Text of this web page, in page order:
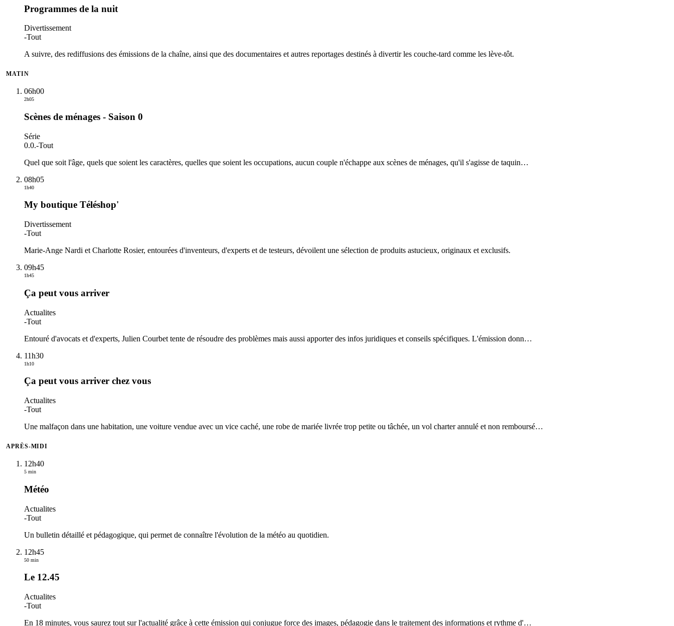
Programmes de la nuit
Divertissement
-Tout
A suivre, des rediffusions des émissions de la chaîne, ainsi que des documentaires et autres reportages destinés à divertir les couche-tard comme les lève-tôt.
MATIN
06h00
2h05
Scènes de ménages - Saison 0
Série
0.0.-Tout
Quel que soit l'âge, quels que soient les caractères, quelles que soient les occupations, aucun couple n'échappe aux scènes de ménages, qu'il s'agisse de taquin…
08h05
1h40
My boutique Téléshop'
Divertissement
-Tout
Marie-Ange Nardi et Charlotte Rosier, entourées d'inventeurs, d'experts et de testeurs, dévoilent une sélection de produits astucieux, originaux et exclusifs.
09h45
1h45
Ça peut vous arriver
Actualites
-Tout
Entouré d'avocats et d'experts, Julien Courbet tente de résoudre des problèmes mais aussi apporter des infos juridiques et conseils spécifiques. L'émission donn…
11h30
1h10
Ça peut vous arriver chez vous
Actualites
-Tout
Une malfaçon dans une habitation, une voiture vendue avec un vice caché, une robe de mariée livrée trop petite ou tâchée, un vol charter annulé et non remboursé…
APRÈS-MIDI
12h40
5 min
Météo
Actualites
-Tout
Un bulletin détaillé et pédagogique, qui permet de connaître l'évolution de la météo au quotidien.
12h45
50 min
Le 12.45
Actualites
-Tout
En 18 minutes, vous saurez tout sur l'actualité grâce à cette émission qui conjugue force des images, pédagogie dans le traitement des informations et rythme d'…